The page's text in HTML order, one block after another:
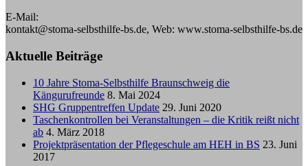
E-Mail:
kontakt@stoma-selbsthilfe-bs.de, Web: www.stoma-selbsthilfe-bs.de
Aktuelle Beiträge
10 Jahre Stoma-Selbsthilfe Braunschweig die
Kängurufreunde 8. Mai 2024
SHG Gruppentreffen Update 29. Juni 2020
Taschenkontrollen bei Veranstaltungen – die Kritik reißt nicht
ab 4. März 2018
Projektpräsentation der Pflegeschule am HEH in BS 23. Juni
2017